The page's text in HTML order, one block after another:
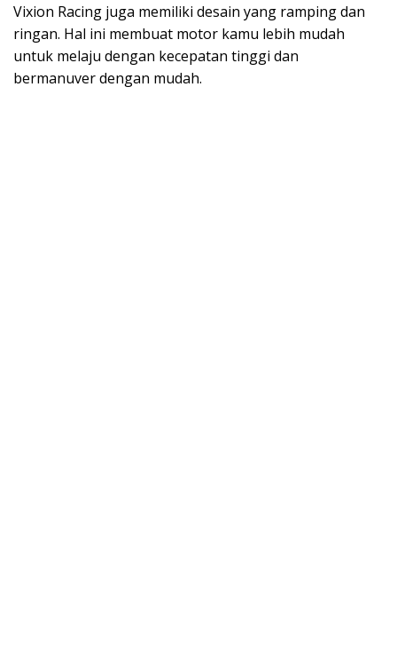
Vixion Racing juga memiliki desain yang ramping dan
ringan. Hal ini membuat motor kamu lebih mudah
untuk melaju dengan kecepatan tinggi dan
bermanuver dengan mudah.